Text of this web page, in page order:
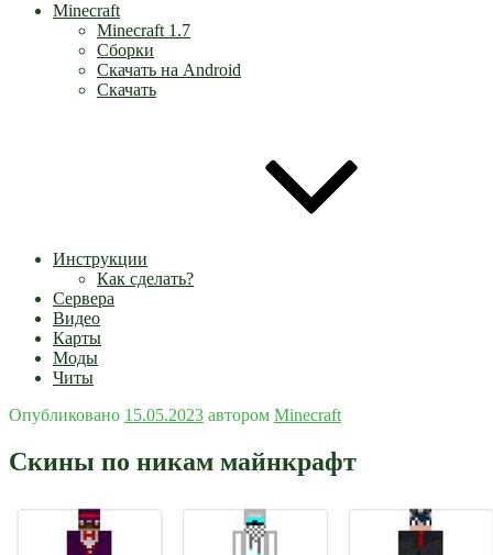
Minecraft
Minecraft 1.7
Сборки
Скачать на Android
Скачать
Инструкции
Как сделать?
Сервера
Видео
Карты
Моды
Читы
Опубликовано 15.05.2023 автором Minecraft
Скины по никам майнкрафт